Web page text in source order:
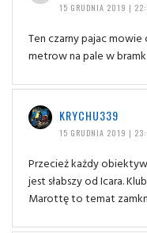
15 GRUDNIA 2019 |
Ten czarny pajac
metrow na pale w
KRYCHU339
15 GRUDNIA 2019 |
Przecież każdy
jest słabszy od Icara.
Marottę to temat